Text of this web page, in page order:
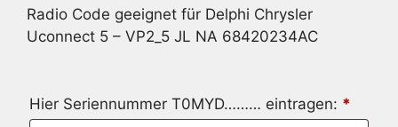
Radio Code geeignet für Delphi Chrysler
Uconnect 5 – VP2_5 JL NA 68420234AC
Hier Seriennummer T0MYD……… eintragen: *